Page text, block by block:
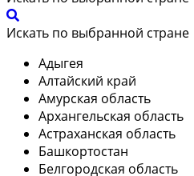
Искать по выбранной стране
Адыгея
Алтайский край
Амурская область
Архангельская область
Астраханская область
Башкортостан
Белгородская область